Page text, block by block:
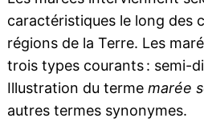
caractéristiques le long des
régions de la Terre. Les
trois types courants : semi-
Illustration du terme marée
autres termes synonymes.